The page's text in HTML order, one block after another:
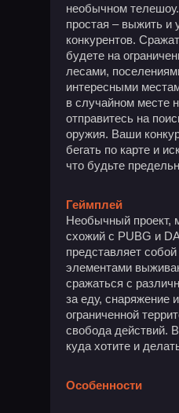
необычном
простая – выжить и
конкурентов.
будете на
лесами,
интересными
в случайном месте
отправитесь на
оружия. Ваши
бегать по карте и
что будьте
Геймплей
Необычный проект,
схожий с PUBG и
представляет
элементами
сражаться с
за еду, снаряжение
ограниченной
свобода действий.
куда хотите и
Особенности